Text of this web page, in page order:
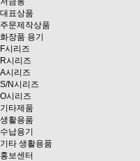
대표상품
주문제작상품
화장품 용기
F시리즈
R시리즈
A시리즈
S/N시리즈
O시리즈
기타제품
생활용품
수납용기
기타 생활용품
홍보센터